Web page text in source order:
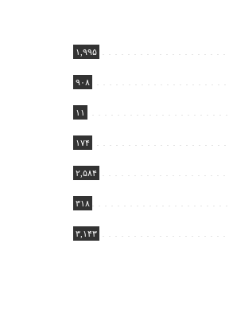
۱,۹۹۵
۹۰۸
۱۱
۱۷۴
۲,۵۸۴
۳۱۸
۳,۱۴۳